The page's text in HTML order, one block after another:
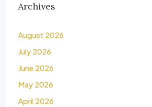
Archives
August 2026
July 2026
June 2026
May 2026
April 2026